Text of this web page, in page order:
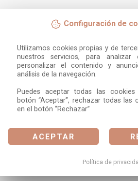
Configuración de
Utilizamos cookies propias y de
nuestros servicios, para
personalizar el contenido y
análisis de la navegación.
Puedes aceptar todas las
botón “Aceptar”, rechazar todas las
en el botón “Rechazar”
ACEPTAR
Política de